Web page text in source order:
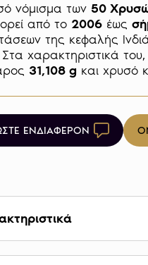
νόμισμα των 50
από το 2006 έως
της κεφαλής
χαρακτηριστικά
31,108 g και χρυσό
ΕΝΔΙΑΦΕΡΟΝ
Βάρος 31,108 g